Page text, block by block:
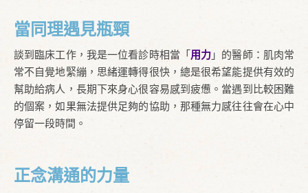
當同理遇見瓶頸
談到臨床工作，我是一位看診時相當「 用力 」的醫師：肌肉常
常不自覺地緊繃，思緒運轉得很快，總是很希望能提供有效的
幫助給病人，長期下來身心很容易感到疲憊。當遇到比較困難
的個案，如果無法提供足夠的協助，那種無力感往往會在心中
停留一段時間。
正念溝通的力量